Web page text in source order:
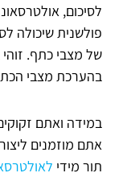
לסיכום,
פולשנית שיכולה
של מצבי כתף.
בהערכת מצבי
במידה ואתם
תור מידי